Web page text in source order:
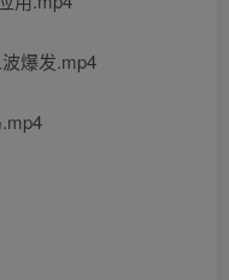
爆发.mp4